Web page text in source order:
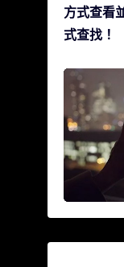
方式查看
式查找！